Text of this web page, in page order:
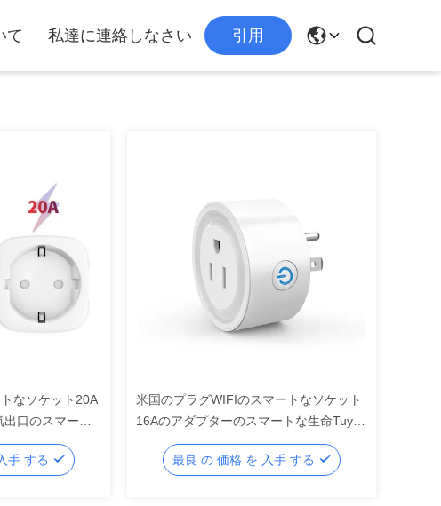
て 私達に連絡しなさい 引用
なソケット20A
口のスマート
手 する
米国のプラグWIFIのスマートなソケット
16Aのアダプターのスマートな生命Tuya
Wifiのプラグのソケット
最良 の 価格 を 入手 する